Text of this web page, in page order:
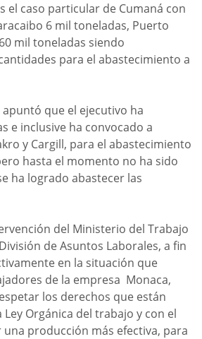
el caso particular de Cumaná con
6 mil toneladas, Puerto
mil toneladas siendo
para el abastecimiento a
que el ejecutivo ha
e inclusive ha convocado a
y Cargill, para el abastecimiento
hasta el momento no ha sido
ha logrado abastecer las
del Ministerio del Trabajo
de Asuntos Laborales, a fin
en la situación que
de la empresa Monaca,
los derechos que están
Orgánica del trabajo y con el
producción más efectiva, para